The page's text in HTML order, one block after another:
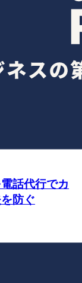
話代行でカ
防ぐ